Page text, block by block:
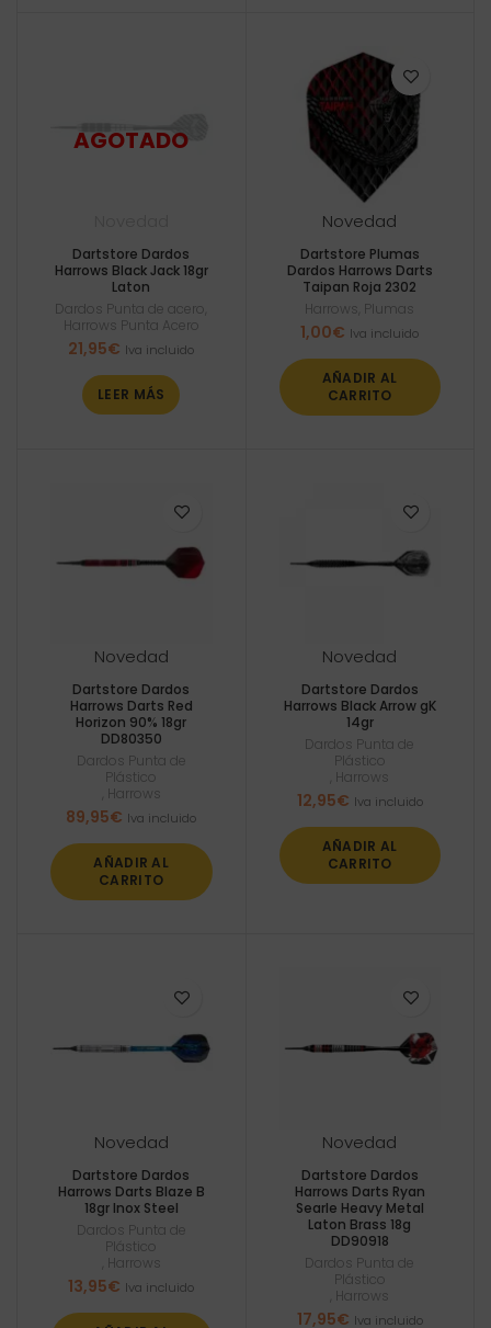
Dartstore Dardos
Harrows Black Jack 18gr
Laton
Dardos Punta de acero
Harrows Punta Acero
21,95€ Iva incluido
LEER MÁS
Novedad
Dartstore Plumas
Dardos Harrows Darts
Taipan Roja 2302
Harrows Plumas
1,00€ Iva incluido
AÑADIR AL
CARRITO
Novedad
Dartstore Dardos
Harrows Darts Red
Horizon 90% 18gr
DD80350
Dardos Punta de
Plástico
Harrows
89,95€ Iva incluido
AÑADIR AL
CARRITO
Novedad
Dartstore Dardos
Harrows Black Arrow gK
14gr
Dardos Punta de
Plástico
Harrows
12,95€ Iva incluido
AÑADIR AL
CARRITO
Novedad
Dartstore Dardos
Harrows Darts Blaze B
18gr Inox Steel
Dardos Punta de
Plástico
Harrows
13,95€ Iva incluido
Novedad
Dartstore Dardos
Harrows Darts Ryan
Searle Heavy Metal
Laton Brass 18g
DD90918
Dardos Punta de
Plástico
Harrows
17,95€ Iva incluido